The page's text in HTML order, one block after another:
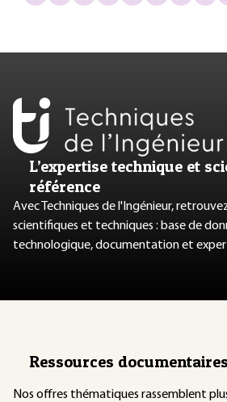
L’expertise technique et
référence
Avec Techniques de l'Ingénieur,
scientifiques et techniques : base de
technologique, documentation et
Ressources documentaires
Nos offres thématiques rassemblent